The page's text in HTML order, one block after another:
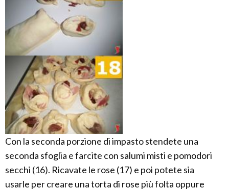
Con la seconda porzione di impasto stendete una
seconda sfoglia e farcite con salumi misti e pomodori
secchi (16). Ricavate le rose (17) e poi potete sia
usarle per creare una torta di rose più folta oppure